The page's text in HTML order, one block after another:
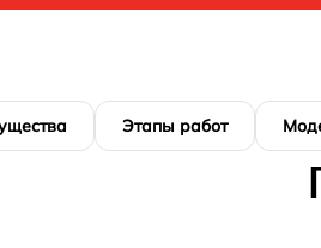
Этапы работ